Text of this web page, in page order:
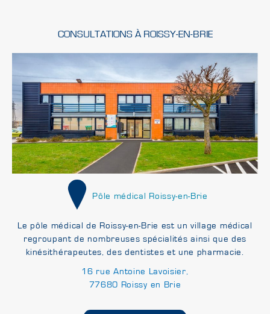
CONSULTATIONS À ROISSY-EN-BRIE
Pôle médical Roissy-en-Brie
Le pôle médical de Roissy-en-Brie est un village médical
regroupant de nombreuses spécialités ainsi que des
kinésithérapeutes, des dentistes et une pharmacie.
16 rue Antoine Lavoisier,
77680 Roissy en Brie